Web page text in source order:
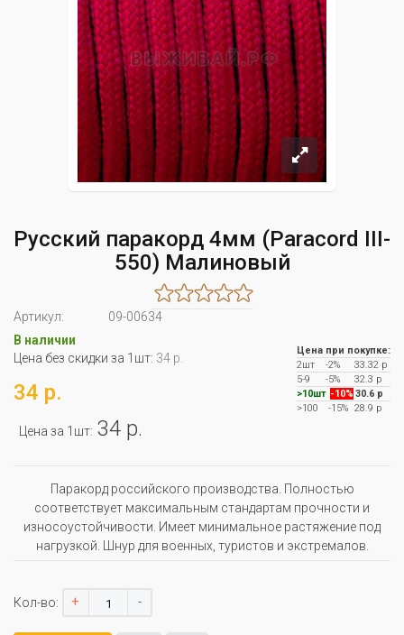
Русский паракорд 4мм (Paracord III-
550) Малиновый
Артикул:
09-00634
В наличии
Цена без скидки за 1шт: 34 р.
34 р.
Цена за 1шт: 34 р.
Цена при покупке:
2шт
-2%
33.32 р
5-9
-5%
32.3 р
>10шт -10% 30.6 р
>100
-15% 28.9 р
Паракорд российского производства. Полностью
соответствует максимальным стандартам прочности и
износоустойчивости. Имеет минимальное растяжение под
нагрузкой. Шнур для военных, туристов и экстремалов.
Кол-во: + -